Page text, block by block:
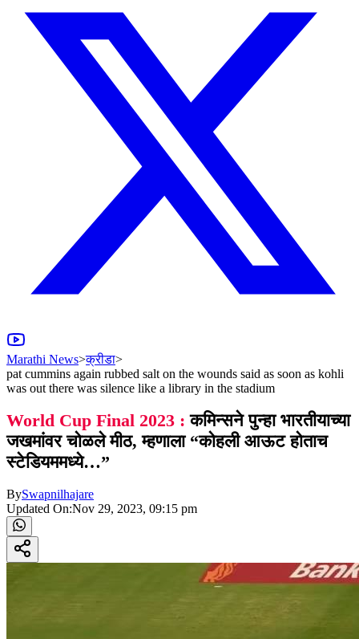
Marathi News>क्रीडा>
pat cummins again rubbed salt on the wounds said as soon as kohli
was out there was silence like a library in the stadium
World Cup Final 2023 : कमिन्सने पुन्हा भारतीयाच्या
जखमांवर चोळले मीठ, म्हणाला “कोहली आऊट होताच
स्टेडियममध्ये…”
BySwapnilhajare
Updated On:Nov 29, 2023, 09:15 pm